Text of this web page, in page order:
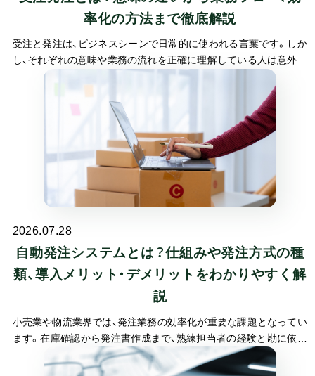
率化の方法まで徹底解説
受注と発注は、ビジネスシーンで日常的に使われる言葉です。しか
し、それぞれの意味や業務の流れを正確に理解している人は意外と
少ないかもしれません。受発注業務は企業活動の基盤となるプロ
セスであり、適切に管理できなければトラブルの原因となります。
2026.07.28
自動発注システムとは？仕組みや発注方式の種
類、導入メリット・デメリットをわかりやすく解
説
小売業や物流業界では、発注業務の効率化が重要な課題となってい
ます。在庫確認から発注書作成まで、熟練担当者の経験と勘に依存
しがちな発注業務は、属人化や業務負担の増大を招く要因です。こ
うした課題を解決する手段として注目されているのが自動発注シ